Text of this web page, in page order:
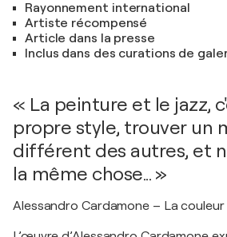
Rayonnement international
Artiste récompensé
Article dans la presse
Inclus dans des curations de
« La peinture et le jazz,
propre style, trouver un
différent des autres, et
la même chose... »
Alessandro Cardamone – La